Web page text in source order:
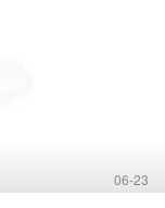
06-23